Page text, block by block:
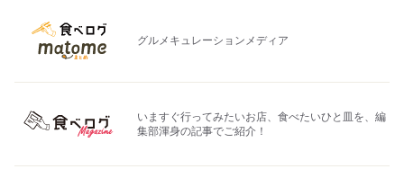
グルメキュレーションメディア
いますぐ行ってみたいお店、食べたいひと皿を、編
集部渾身の記事でご紹介！